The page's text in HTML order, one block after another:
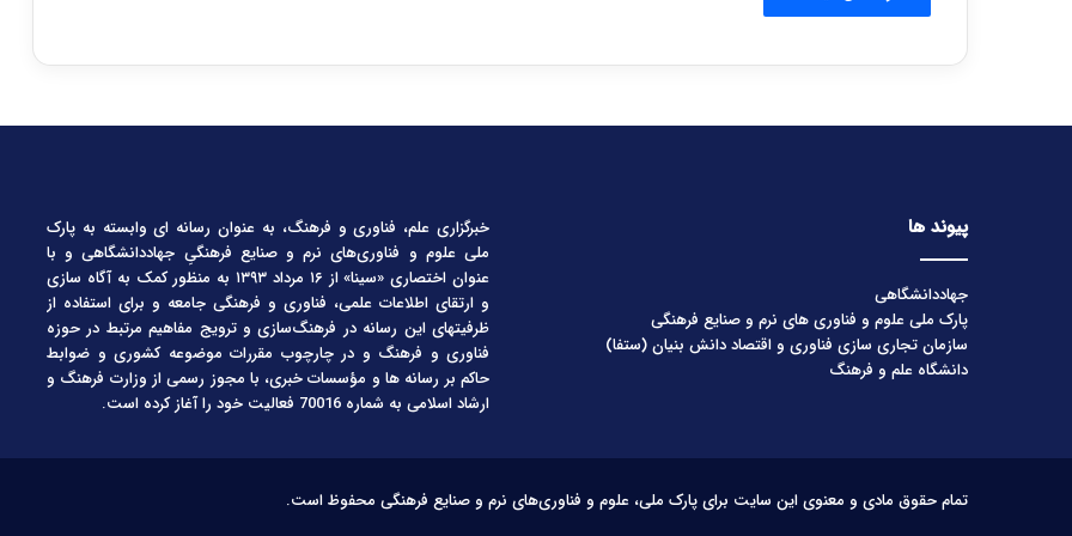
پیوند ها
جهاددانشگاهی
پارک ملی علوم و فناوری های نرم و صنایع فرهنگی
سازمان تجاری سازی فناوری و اقتصاد دانش بنیان (ستفا)
دانشگاه علم و فرهنگ
خبرگزاری علم، فناوری و فرهنگ، به عنوان رسانه ای وابسته به پارک
ملی علوم و فناوری‌های نرم و صنایع فرهنگیِ جهاددانشگاهی و با
عنوان اختصاری «سینا» از ۱۶ مرداد ۱۳۹۳ به منظور کمک به آگاه سازی
و ارتقای اطلاعات علمی، فناوری و فرهنگی جامعه و برای استفاده از
ظرفیتهای این رسانه در فرهنگ‌سازی و ترویج مفاهیم مرتبط در حوزه
فناوری و فرهنگ و در چارچوب مقررات موضوعه کشوری و ضوابط
حاکم بر رسانه ها و مؤسسات خبری، با مجوز رسمی از وزارت فرهنگ و
ارشاد اسلامی به شماره 70016 فعالیت خود را آغاز کرده است.
تمام حقوق مادی و معنوی این سایت برای پارک ملی، علوم و فناوری‌های نرم و صنایع فرهنگی محفوظ است.